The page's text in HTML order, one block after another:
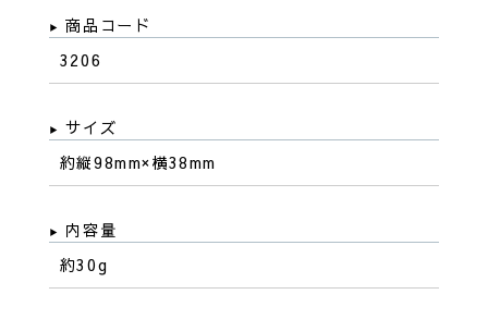
商品コード
3206
サイズ
約縦98mm×横38mm
内容量
約30g